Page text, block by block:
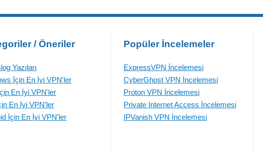
/ Öneriler
Yazıları
İçin En İyi VPN'ler
En İyi VPN'ler
En İyi VPN'ler
İçin En İyi VPN'ler
Popüler İncelemeler
ExpressVPN İncelemesi
CyberGhost VPN İncelemesi
Proton VPN İncelemesi
Private Internet Access İncelemesi
IPVanish VPN İncelemesi